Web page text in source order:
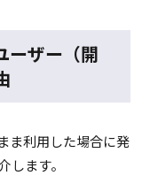
ザー（開
ま利用した場合に発
します。